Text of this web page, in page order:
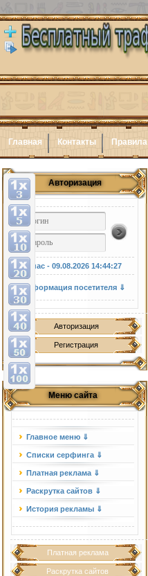
Главная Контакты Правила
Авторизация
У нас - 09.08.202614:44:28
Информация посетителя ⇓
Авторизация
Регистрация
Меню сайта
Главное меню ⇓
Списки серфинга ⇓
Платная реклама ⇓
Раскрутка сайтов ⇓
История рекламы ⇓
Платная реклама
Раскрутка сайтов